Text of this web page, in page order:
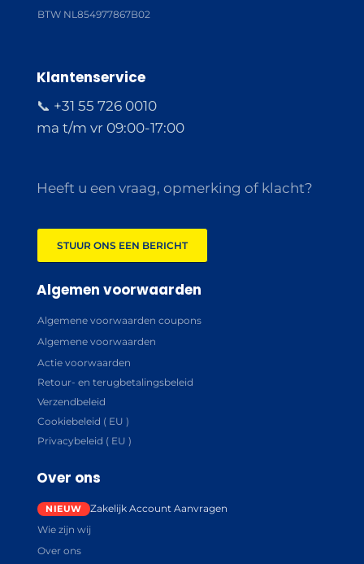
BTW NL854977867B02
Klantenservice
📞 +31 55 726 0010
ma t/m vr 09:00-17:00
Heeft u een vraag, opmerking of klacht?
STUUR ONS EEN BERICHT
Algemen voorwaarden
Algemene voorwaarden coupons
Algemene voorwaarden
Actie voorwaarden
Retour- en terugbetalingsbeleid
Verzendbeleid
Cookiebeleid ( EU )
Privacybeleid ( EU )
Over ons
Zakelijk Account Aanvragen
Wie zijn wij
Over ons